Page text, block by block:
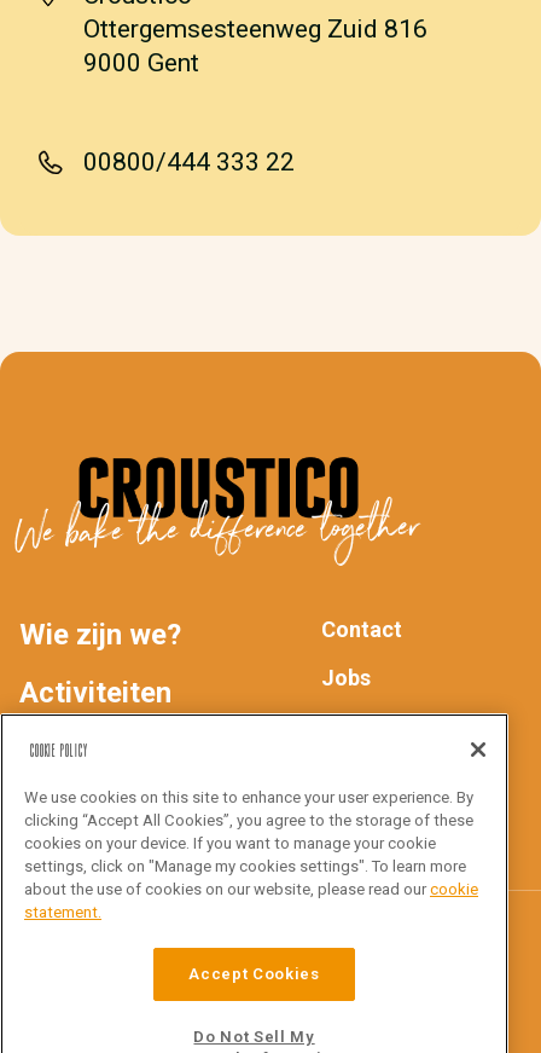
Ottergemsesteenweg Zuid 816
9000 Gent
00800/444 333 22
We bake the difference together
MAIN
NAV
Wie zijn we?
Activiteiten
Producten
Inspiratie
FOOTER
Contact
Jobs
Volg ons
Cookie Policy
We use cookies on this site to enhance your user experience. By
clicking “Accept All Cookies”, you agree to the storage of these
cookies on your device. If you want to manage your cookie
settings, click on "Manage my cookies settings". To learn more
about the use of cookies on our website, please read ourcookie
statement.
Accept Cookies
Do Not Sell My